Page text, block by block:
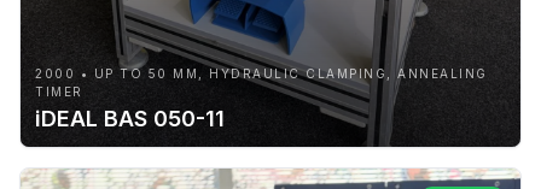
2000 • UP TO 50 MM, HYDRAULIC CLAMPING, ANNEALING
TIMER
iDEAL BAS 050-11